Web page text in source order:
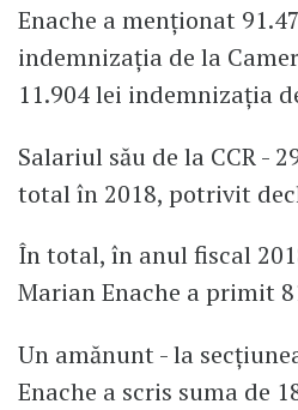
Enache a menționat
indemnizația de la
11.904 lei indemnizația
Salariul său de la CCR -
total în 2018, potrivit
În total, în anul fiscal
Marian Enache a primit
Un amănunt - la
Enache a scris suma de